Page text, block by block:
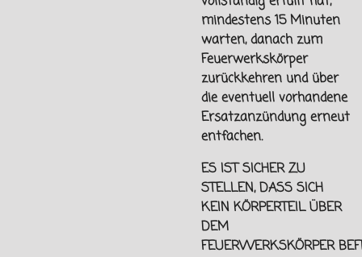
mindestens 15 Minuten
warten, danach zum
Feuerwerkskörper
zurückkehren und über
die eventuell vorhandene
Ersatzanzündung erneut
entfachen.
ES IST SICHER ZU
STELLEN, DASS SICH
KEIN KÖRPERTEIL ÜBER
DEM
FEUERWERKSKÖRPER